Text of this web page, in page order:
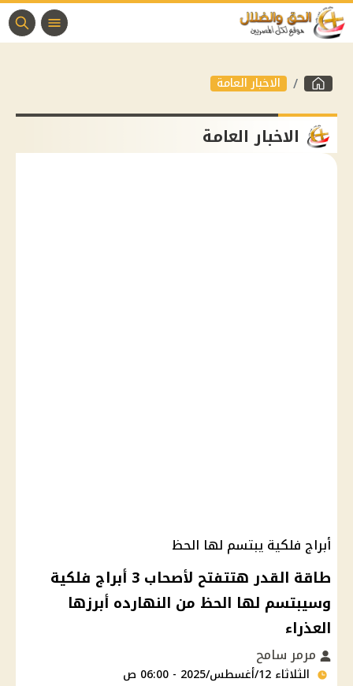
الاخبار العامة
الاخبار العامة
أبراج فلكية يبتسم لها الحظ
طاقة القدر هتتفتح لأصحاب 3 أبراج فلكية
وسيبتسم لها الحظ من النهارده أبرزها
العذراء
مرمر سامح
الثلاثاء 12/أغسطس/2025 - 06:00 ص